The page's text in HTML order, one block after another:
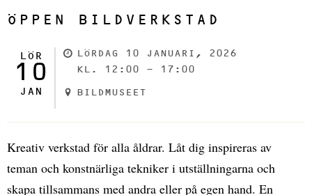
ÖPPEN BILDVERKSTAD
LÖR
10
JAN
LÖRDAG 10 JANUARI, 2026
KL. 12:00 - 17:00
BILDMUSEET
Kreativ verkstad för alla åldrar. Låt dig inspireras av
teman och konstnärliga tekniker i utställningarna och
skapa tillsammans med andra eller på egen hand. En